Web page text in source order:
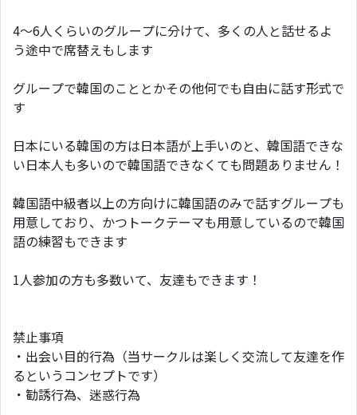
4〜6人くらいのグループに分けて、多くの人と話せるよ
う途中で席替えもします
グループで韓国のこととかその他何でも自由に話す形式で
す
日本にいる韓国の方は日本語が上手いのと、韓国語できな
い日本人も多いので韓国語できなくても問題ありません！
韓国語中級者以上の方向けに韓国語のみで話すグループも
用意しており、かつトークテーマも用意しているので韓国
語の練習もできます
1人参加の方も多数いて、友達もできます！
禁止事項
・出会い目的行為（当サークルは楽しく交流して友達を作
るというコンセプトです）
・勧誘行為、迷惑行為